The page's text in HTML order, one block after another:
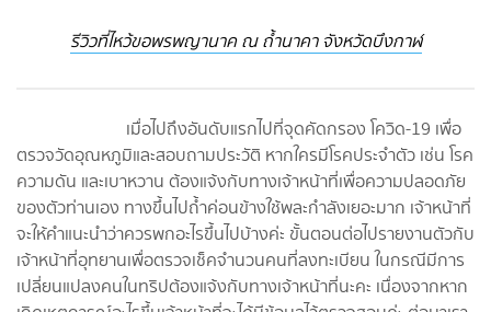
รีวิวที่ไหว้ขอพรพญานาค ณ ถ้ำนาคา จังหวัดบึงกาฬ
เมื่อไปถึงอันดับแรกไปที่จุดคัดกรอง โควิด-19 เพื่อ
ตรวจวัดอุณหภูมิและสอบถามประวัติ หากใครมีโรคประจำตัว เช่น โรค
ความดัน และเบาหวาน ต้องแจ้งกับทางเจ้าหน้าที่เพื่อความปลอดภัย
ของตัวท่านเอง ทางขึ้นไปถ้ำค่อนข้างใช้พละกำลังเยอะมาก เจ้าหน้าที่
จะให้คำแนะนำว่าควรพกอะไรขึ้นไปบ้างค่ะ ขั้นตอนต่อไปรายงานตัวกับ
เจ้าหน้าที่อุทยานเพื่อตรวจเช็คจำนวนคนที่ลงทะเบียน ในกรณีมีการ
เปลี่ยนแปลงคนในทริปต้องแจ้งกับทางเจ้าหน้าที่นะคะ เนื่องจากหาก